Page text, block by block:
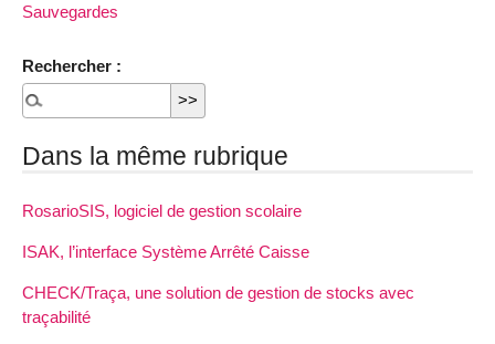
Sauvegardes
Rechercher :
Dans la même rubrique
RosarioSIS, logiciel de gestion scolaire
ISAK, l’interface Système Arrêté Caisse
CHECK/Traça, une solution de gestion de stocks avec
traçabilité